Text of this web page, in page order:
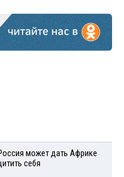
может дать Африке
себя